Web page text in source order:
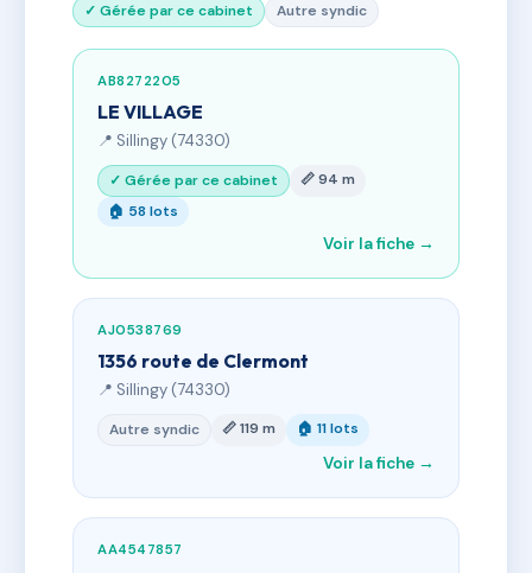
✓ Gérée par ce cabinet Autre syndic
AB8272205
LE VILLAGE
📍 Sillingy (74330)
✓ Gérée par ce cabinet
📏 94 m
🏠 58 lots
Voir la fiche →
AJ0538769
1356 route de Clermont
📍 Sillingy (74330)
Autre syndic 📏 119 m 🏠 11 lots
Voir la fiche →
AA4547857